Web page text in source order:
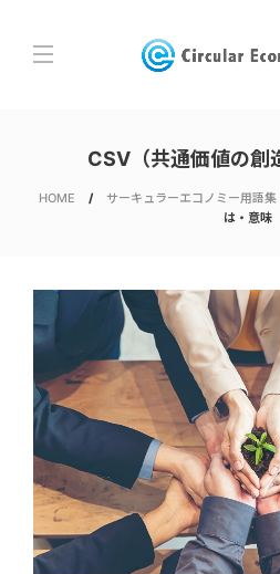
CSV（共通価値の創
HOME サーキュラーエコノミー用語集
は・意味